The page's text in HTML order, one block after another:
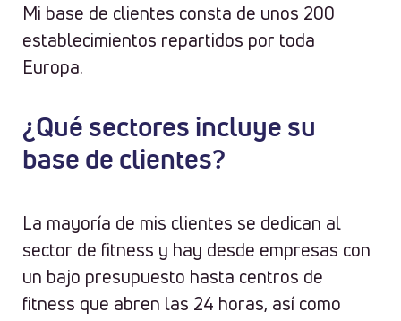
Mi base de clientes consta de unos 200
establecimientos repartidos por toda
Europa.
¿Qué sectores incluye su
base de clientes?
La mayoría de mis clientes se dedican al
sector de fitness y hay desde empresas con
un bajo presupuesto hasta centros de
fitness que abren las 24 horas, así como